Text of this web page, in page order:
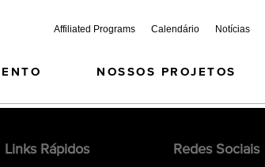
Affiliated Programs Calendário Notícias
NOSSOS PROJETOS
Links Rápidos Redes Sociais